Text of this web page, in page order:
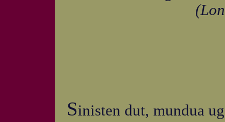
(Longa
Sinisten dut, mundua